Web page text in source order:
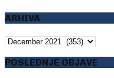
pagination
ARHIVA
ARHIVA
POSLEDNJE OBJAVE